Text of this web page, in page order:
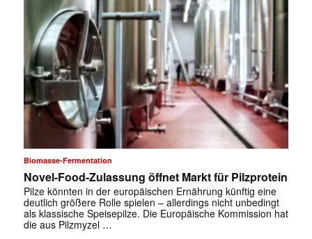
Biomasse-Fermentation
Novel-Food-Zulassung öffnet Markt für Pilzprotein
Pilze könnten in der europäischen Ernährung künftig eine
deutlich größere Rolle spielen – allerdings nicht unbedingt
als klassische Speisepilze. Die Europäische Kommission hat
die aus Pilzmyzel …